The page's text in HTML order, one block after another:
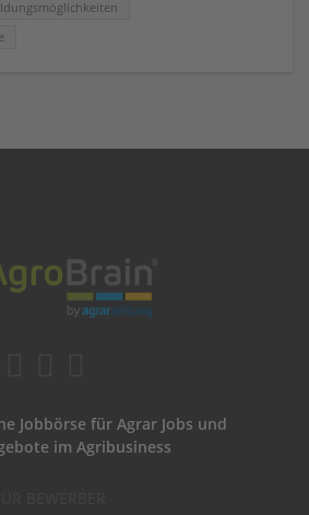
Jobbörse für Agrar Jobs und
im Agribusiness